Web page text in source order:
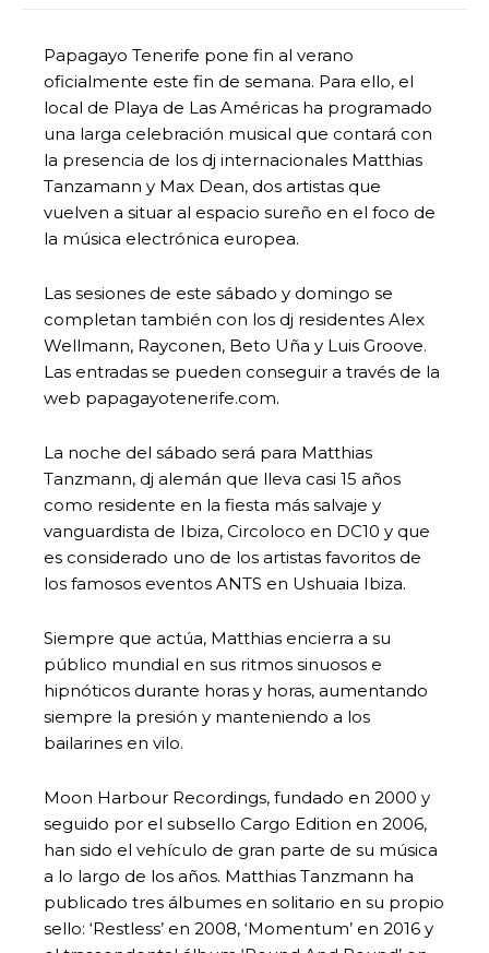
Papagayo Tenerife pone fin al verano
oficialmente este fin de semana. Para ello, el
local de Playa de Las Américas ha programado
una larga celebración musical que contará con
la presencia de los dj internacionales Matthias
Tanzamann y Max Dean, dos artistas que
vuelven a situar al espacio sureño en el foco de
la música electrónica europea.
Las sesiones de este sábado y domingo se
completan también con los dj residentes Alex
Wellmann, Rayconen, Beto Uña y Luis Groove.
Las entradas se pueden conseguir a través de la
web papagayotenerife.com.
La noche del sábado será para Matthias
Tanzmann, dj alemán que lleva casi 15 años
como residente en la fiesta más salvaje y
vanguardista de Ibiza, Circoloco en DC10 y que
es considerado uno de los artistas favoritos de
los famosos eventos ANTS en Ushuaia Ibiza.
Siempre que actúa, Matthias encierra a su
público mundial en sus ritmos sinuosos e
hipnóticos durante horas y horas, aumentando
siempre la presión y manteniendo a los
bailarines en vilo.
Moon Harbour Recordings, fundado en 2000 y
seguido por el subsello Cargo Edition en 2006,
han sido el vehículo de gran parte de su música
a lo largo de los años. Matthias Tanzmann ha
publicado tres álbumes en solitario en su propio
sello: ‘Restless’ en 2008, ‘Momentum’ en 2016 y